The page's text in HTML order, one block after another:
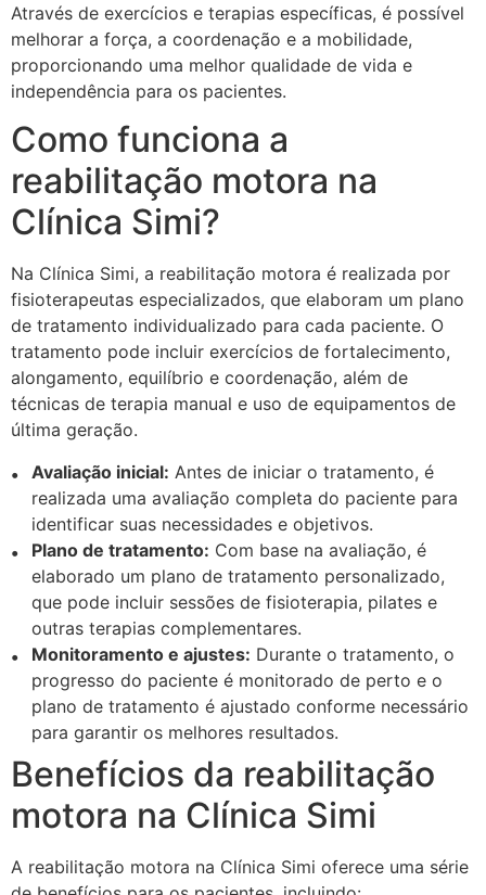
Através de exercícios e terapias específicas, é possível
melhorar a força, a coordenação e a mobilidade,
proporcionando uma melhor qualidade de vida e
independência para os pacientes.
Como funciona a
reabilitação motora na
Clínica Simi?
Na Clínica Simi, a reabilitação motora é realizada por
fisioterapeutas especializados, que elaboram um plano
de tratamento individualizado para cada paciente. O
tratamento pode incluir exercícios de fortalecimento,
alongamento, equilíbrio e coordenação, além de
técnicas de terapia manual e uso de equipamentos de
última geração.
Avaliação inicial: Antes de iniciar o tratamento, é
realizada uma avaliação completa do paciente para
identificar suas necessidades e objetivos.
Plano de tratamento: Com base na avaliação, é
elaborado um plano de tratamento personalizado,
que pode incluir sessões de fisioterapia, pilates e
outras terapias complementares.
Monitoramento e ajustes: Durante o tratamento, o
progresso do paciente é monitorado de perto e o
plano de tratamento é ajustado conforme necessário
para garantir os melhores resultados.
Benefícios da reabilitação
motora na Clínica Simi
A reabilitação motora na Clínica Simi oferece uma série